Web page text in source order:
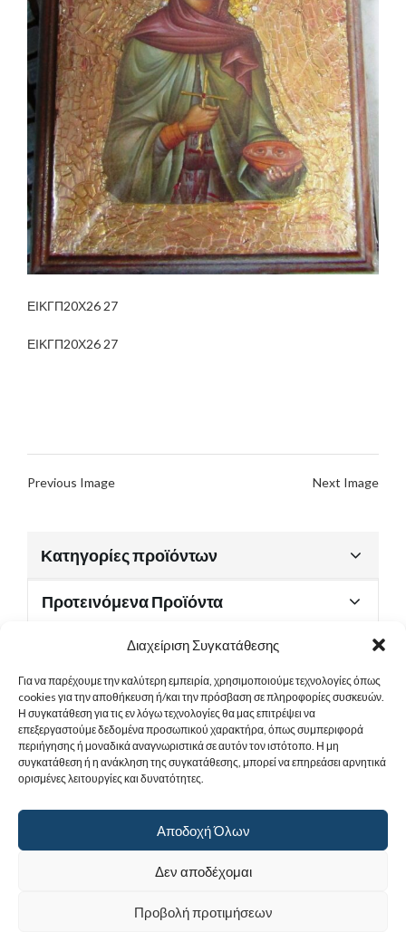
Διαχείριση Συγκατάθεσης
Για να παρέχουμε την καλύτερη εμπειρία, χρησιμοποιούμε τεχνολογίες όπως
cookies για την αποθήκευση ή/και την πρόσβαση σε πληροφορίες συσκευών.
Η συγκατάθεση για τις εν λόγω τεχνολογίες θα μας επιτρέψει να
επεξεργαστούμε δεδομένα προσωπικού χαρακτήρα, όπως συμπεριφορά
περιήγησης ή μοναδικά αναγνωριστικά σε αυτόν τον ιστότοπο. Η μη
συγκατάθεση ή η ανάκληση της συγκατάθεσης, μπορεί να επηρεάσει αρνητικά
ορισμένες λειτουργίες και δυνατότητες.
Αποδοχή Όλων
Δεν αποδέχομαι
Προβολή προτιμήσεων
ΕΙΚΓΠ20Χ26 27
ΕΙΚΓΠ20Χ26 27
Previous Image Next Image
Κατηγορίες προϊόντων
Προτεινόμενα Προϊόντα
Χρήσιμα Έγγραφα
Sitemap
Στοιχεία Επικοινωνίας
Powered by |